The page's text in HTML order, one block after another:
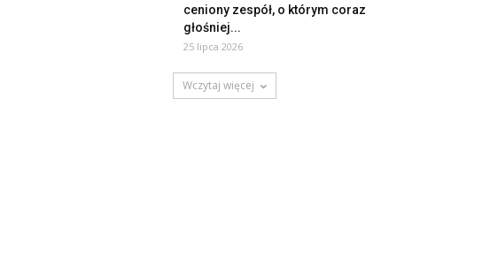
ceniony zespół, o którym coraz
głośniej...
25 lipca 2026
Wczytaj więcej